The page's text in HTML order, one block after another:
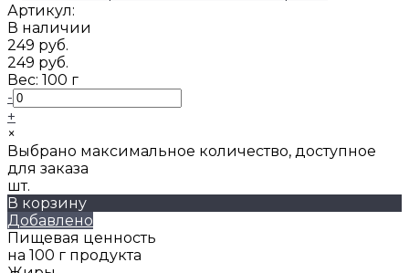
Артикул:
В наличии
249 руб.
249 руб.
Вес: 100 г
-
+
×
Выбрано максимальное количество, доступное
для заказа
шт.
В корзину
Добавлено
Пищевая ценность
на 100 г продукта